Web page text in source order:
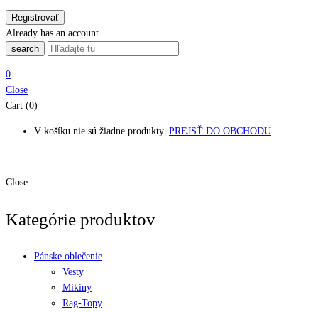
Already has an account
search
0
Close
Cart (0)
V košíku nie sú žiadne produkty. PREJSŤ DO OBCHODU
Close
Kategórie produktov
Pánske oblečenie
Vesty
Mikiny
Rag-Topy